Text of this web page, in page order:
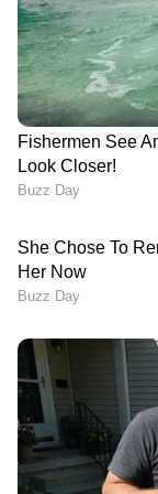
വ്യോമ
തങ്ങളുടെ
സൈനിക
നൽകി
`പട്ടാഭിഷേകം
വാഗ്ദാനങ്ങൾ
രാജശീലം';
വിഡി
ജിൻ്റോ ജോൺ